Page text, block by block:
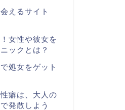
えるサイト
女性や彼女を
ックとは？
処女をゲット
癖は、大人の
発散しよう